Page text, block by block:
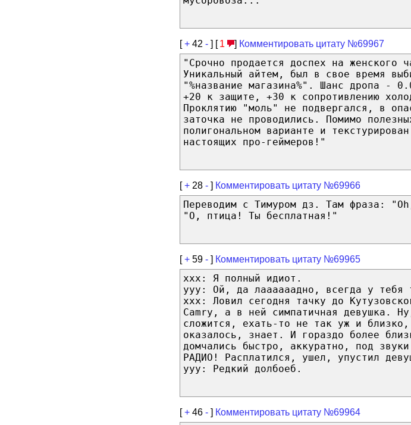
[+ 42 - ] [ 1 ] Комментировать цитату №69967
"Срочно продается доспех на женского
Уникальный айтем, был в свое время
"%название магазина%". Шанс дропа -
+20 к защите, +30 к сопротивлению
Проклятию "моль" не подвергался, в
заточка не проводились. Помимо
полигональном варианте и
настоящих про-геймеров!"
[+ 28 - ] Комментировать цитату №69966
Переводим с Тимуром дз. Там фраза:
"О, птица! Ты бесплатная!"
[+ 59 - ] Комментировать цитату №69965
xxx: Я полный идиот.
ууу: Ой, да лаааааадно, всегда у тебя
ххх: Ловил сегодня тачку до
Camry, а в ней симпатичная девушка.
сложится, ехать-то не так уж и
оказалось, знает. И гораздо более
домчались быстро, аккуратно, под
РАДИО! Расплатился, ушел, упустил
ууу: Редкий долбоеб.
[+ 46 - ] Комментировать цитату №69964